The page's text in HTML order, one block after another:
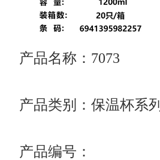
产品名称：7073
产品类别：保温杯系列
产品编号：